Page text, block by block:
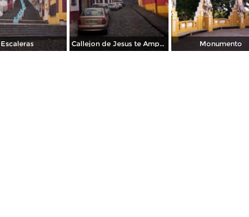
Escaleras Callejon de Jesus te Ampare Monumento